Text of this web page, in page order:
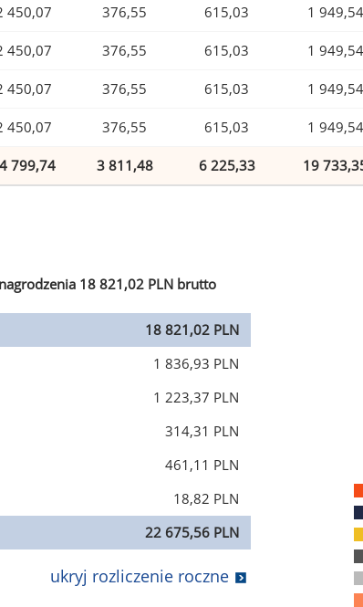
450,07 376,55 615,03 1 949,54
450,07 376,55 615,03 1 949,54
450,07 376,55 615,03 1 949,54
450,07 376,55 615,03 1 949,54
799,74 3 811,48 6 225,33 19
18 821,02 PLN brutto
18 821,02 PLN
1 836,93 PLN
1 223,37 PLN
314,31 PLN
461,11 PLN
18,82 PLN
22 675,56 PLN
ukryj rozliczenie roczne